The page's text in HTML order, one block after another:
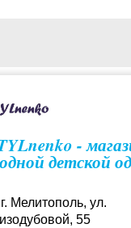
-
детской
г. Мелитополь, ул.
55